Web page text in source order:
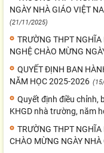
NGÀY NHÀ GIÁO VIỆT
(21/11/2025)
TRƯỜNG THPT NGHĨA
NGHỆ CHÀO MỪNG
QUYẾT ĐỊNH BAN
NĂM HỌC 2025-2026
Quyết định điều chỉnh,
KHGD nhà trường, năm
TRƯỜNG THPT
CHÀO MỪNG NGÀY